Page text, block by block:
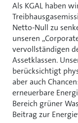
Als KGAL haben
Netto-Null zu
unseren
vervollständigen
Assetklassen.
berücksichtigt
aber auch
erneuerbare
Bereich grüner
Beitrag zur